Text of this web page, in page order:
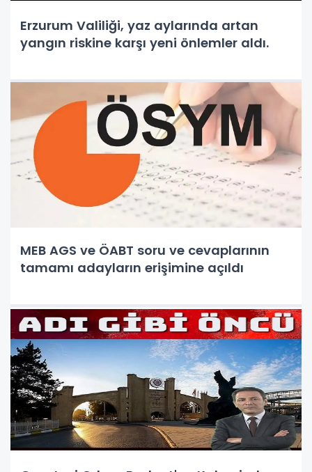
Erzurum Valiliği, yaz aylarında artan
yangın riskine karşı yeni önlemler aldı.
MEB AGS ve ÖABT soru ve cevaplarının
tamamı adayların erişimine açıldı